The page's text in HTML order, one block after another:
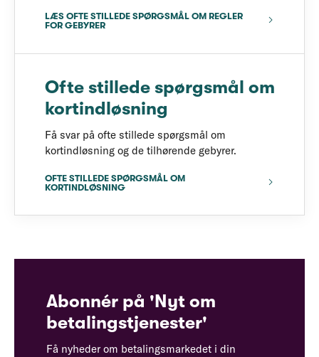
LÆS OFTE STILLEDE SPØRGSMÅL OM REGLER
FOR GEBYRER
Ofte stillede spørgsmål om
kortindløsning
Få svar på ofte stillede spørgsmål om
kortindløsning og de tilhørende gebyrer.
OFTE STILLEDE SPØRGSMÅL OM
KORTINDLØSNING
Abonnér på 'Nyt om
betalingstjenester'
Få nyheder om betalingsmarkedet i din